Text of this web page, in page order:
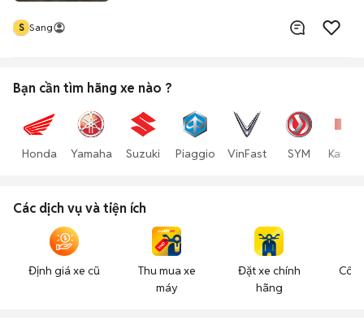
S Sang
Bạn cần tìm hãng xe nào ?
Honda Yamaha Suzuki Piaggio VinFast SYM
Các dịch vụ và tiện ích
Định giá xe cũ
Thu mua xe
máy
Đặt xe chính
hãng